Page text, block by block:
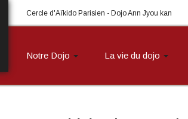
Cercle d'Aïkido Parisien - Dojo Ann Jyou kan
Notre Dojo La vie du dojo